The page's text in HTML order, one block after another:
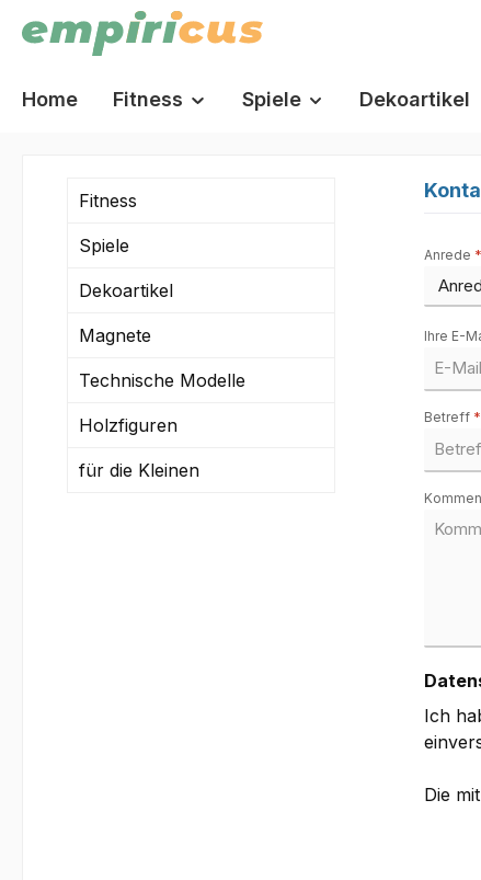
Zur Hauptnavigation springen
Home Fitness Spiele Dekoartikel
Fitness
Spiele
Dekoartikel
Magnete
Technische Modelle
Holzfiguren
für die Kleinen
Anrede *
Ihre E-
Betreff *
Ich
Die